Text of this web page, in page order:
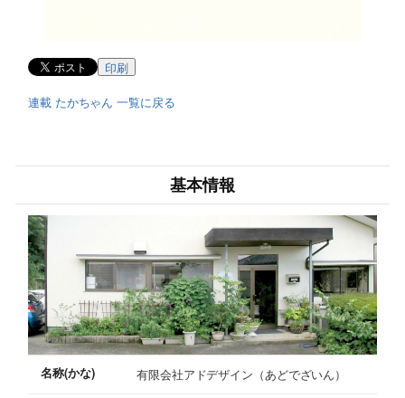
印刷
連載 たかちゃん 一覧に戻る
基本情報
名称(かな) 有限会社アドデザイン（あどでざいん）